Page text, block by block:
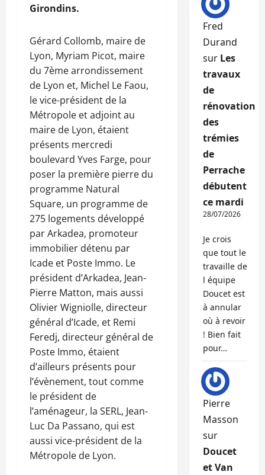
Girondins.
Gérard Collomb, maire de
Lyon, Myriam Picot, maire
du 7ème arrondissement
de Lyon et, Michel Le Faou,
le vice-président de la
Métropole et adjoint au
maire de Lyon, étaient
présents mercredi
boulevard Yves Farge, pour
poser la première pierre du
programme Natural
Square, un programme de
275 logements développé
par Arkadea, promoteur
immobilier détenu par
Icade et Poste Immo. Le
président d’Arkadea, Jean-
Pierre Matton, mais aussi
Olivier Wigniolle, directeur
général d’Icade, et Remi
Feredj, directeur général de
Poste Immo, étaient
d’ailleurs présents pour
l’évènement, tout comme
le président de
l’aménageur, la SERL, Jean-
Luc Da Passano, qui est
aussi vice-président de la
Métropole de Lyon.
Fred
Durand
sur Les
travaux
de
rénovation
des
trémies
de
Perrache
débutent
ce mardi
28/07/2026
Je crois
que tout le
travaille de
l équipe
Doucet est
à annular
où à revoir
! Bien fait
pour…
Pierre
Masson
sur
Doucet
et Van